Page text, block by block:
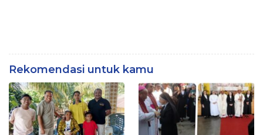
Rekomendasi untuk kamu